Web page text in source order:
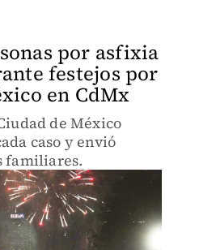
por asfixia
festejos por
en CdMx
de México
caso y envió
familiares.